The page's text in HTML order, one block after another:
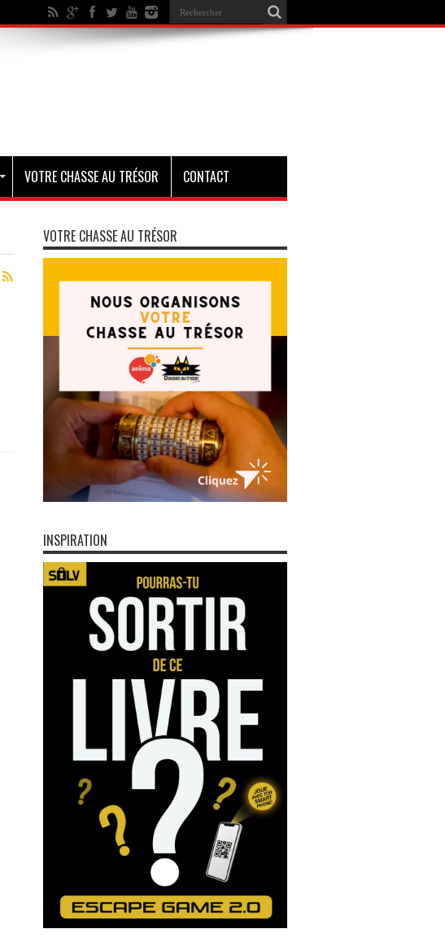
VOTRE CHASSE AU TRÉSOR CONTACT
VOTRE CHASSE AU TRÉSOR
INSPIRATION